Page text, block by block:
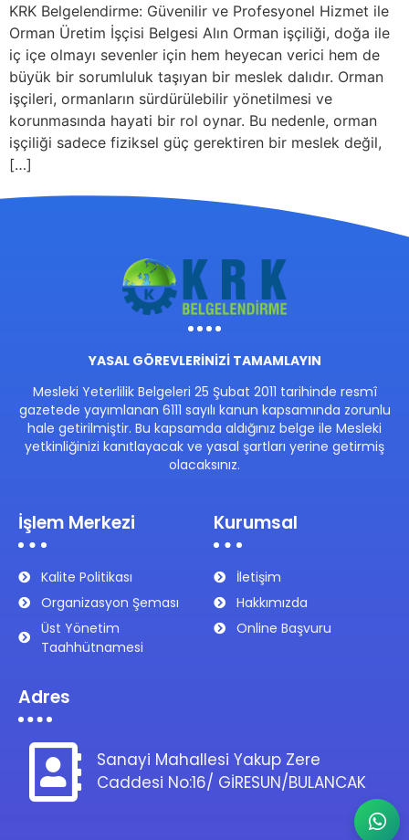
KRK Belgelendirme: Güvenilir ve Profesyonel Hizmet ile
Orman Üretim İşçisi Belgesi Alın Orman işçiliği, doğa ile
iç içe olmayı sevenler için hem heyecan verici hem de
büyük bir sorumluluk taşıyan bir meslek dalıdır. Orman
işçileri, ormanların sürdürülebilir yönetilmesi ve
korunmasında hayati bir rol oynar. Bu nedenle, orman
işçiliği sadece fiziksel güç gerektiren bir meslek değil,
[…]
YASAL GÖREVLERİNİZİ TAMAMLAYIN
Mesleki Yeterlilik Belgeleri 25 Şubat 2011 tarihinde resmî
gazetede yayımlanan 6111 sayılı kanun kapsamında zorunlu
hale getirilmiştir. Bu kapsamda aldığınız belge ile Mesleki
yetkinliğinizi kanıtlayacak ve yasal şartları yerine getirmiş
olacaksınız.
İşlem Merkezi
Kalite Politikası
Organizasyon Şeması
Üst Yönetim
Taahhütnamesi
Kurumsal
İletişim
Hakkımızda
Online Başvuru
Adres
Sanayi Mahallesi Yakup Zere
Caddesi No:16/ GİRESUN/BULANCAK